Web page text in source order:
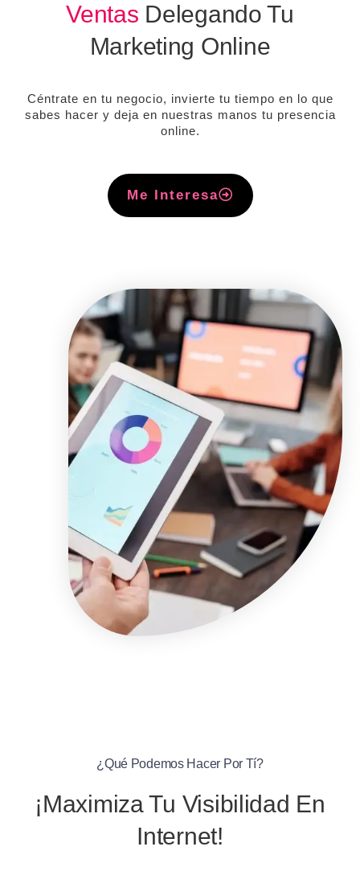
Ventas Delegando Tu
Marketing Online
Céntrate en tu negocio, invierte tu tiempo en lo que
sabes hacer y deja en nuestras manos tu presencia
online.
Me Interesa
¿qué Podemos Hacer Por Tí?
¡Maximiza Tu Visibilidad En
Internet!